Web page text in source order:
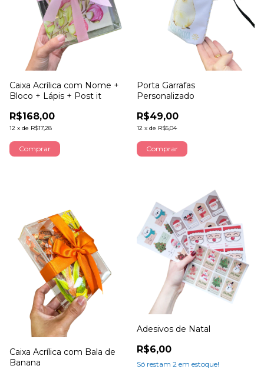
Caixa Acrílica com Nome +
Bloco + Lápis + Post it
R$168,00
12 x de R$17,28
Porta Garrafas
Personalizado
R$49,00
12 x de R$5,04
Caixa Acrílica com Bala de
Banana
Adesivos de Natal
R$6,00
Só restam 2 em estoque!